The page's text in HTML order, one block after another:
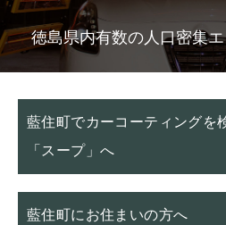
徳島県内有数の人口密集
藍住町でカーコーティングを
「スープ」へ
藍住町にお住まいの方へ